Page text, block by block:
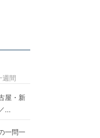
屋・新
...
一問一
週間